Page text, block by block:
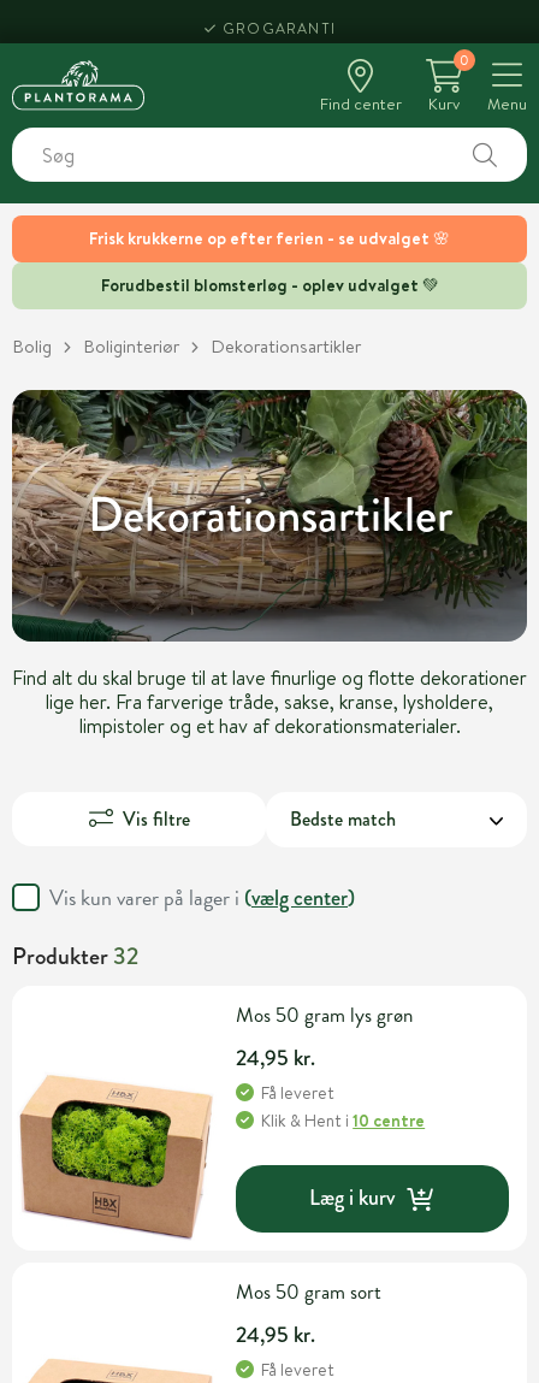
Frisk krukkerne op efter ferien - se udvalget 🌸
Forudbestil blomsterløg - oplev udvalget 💚
HENT SAMME DAG
Find center
0
Kurv
Menu
Bolig Boliginteriør Dekorationsartikler
Dekorationsartikler
Find alt du skal bruge til at lave finurlige og flotte dekorationer
lige her. Fra farverige tråde, sakse, kranse, lysholdere,
limpistoler og et hav af dekorationsmaterialer.
Vis filtre
Vis kun varer på lager i (vælg center)
Produkter32
Mos 50 gram lys grøn
24,95 kr.
Få leveret
Klik & Hent i10 centre
Læg i kurv
Mos 50 gram sort
24,95 kr.
Få leveret